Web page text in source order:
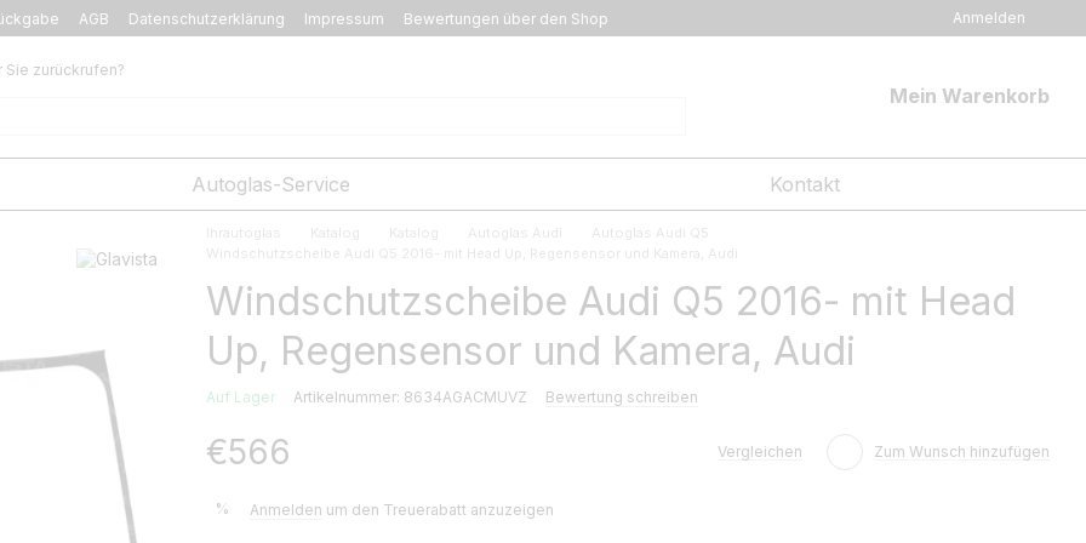
AGB Datenschutzerklärung Impressum Bewertungen über den Shop Anmelden
Sie zurückrufen?
Mein Warenkorb
Autoglas-Service Kontakt
Ihrautoglas Katalog Katalog Autoglas Audi
Autoglas Audi Q5
Windschutzscheibe Audi Q5 2016- mit Head Up, Regensensor und Kamera, Audi
Windschutzscheibe Audi Q5 2016- mit Head
Up, Regensensor und Kamera, Audi
Auf Lager Artikelnummer: 8634AGACMUVZ Bewertung schreiben
€566 Vergleichen Zum Wunsch hinzufügen
% Anmelden um den Treuerabatt anzuzeigen